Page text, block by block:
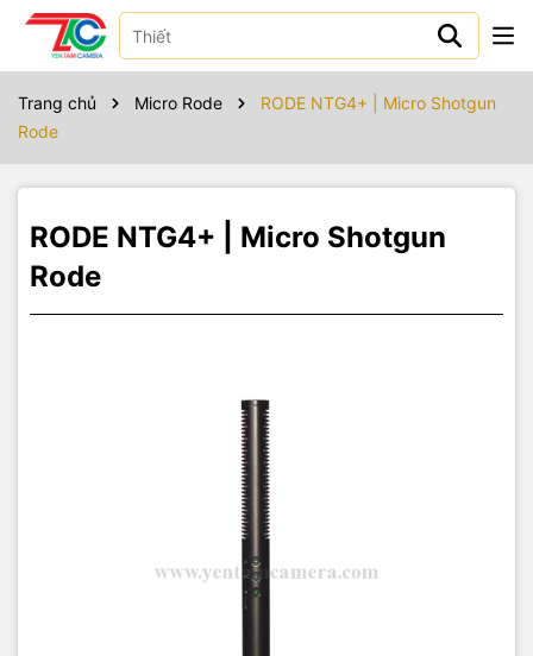
Trang chủ Micro Rode
RODE NTG4+ | Micro Shotgun
Rode
RODE NTG4+ | Micro Shotgun
Rode
Sản phẩm bao gồm